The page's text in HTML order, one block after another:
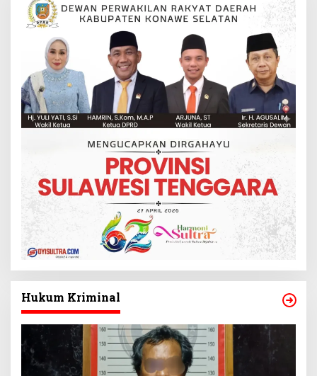
Hukum Kriminal